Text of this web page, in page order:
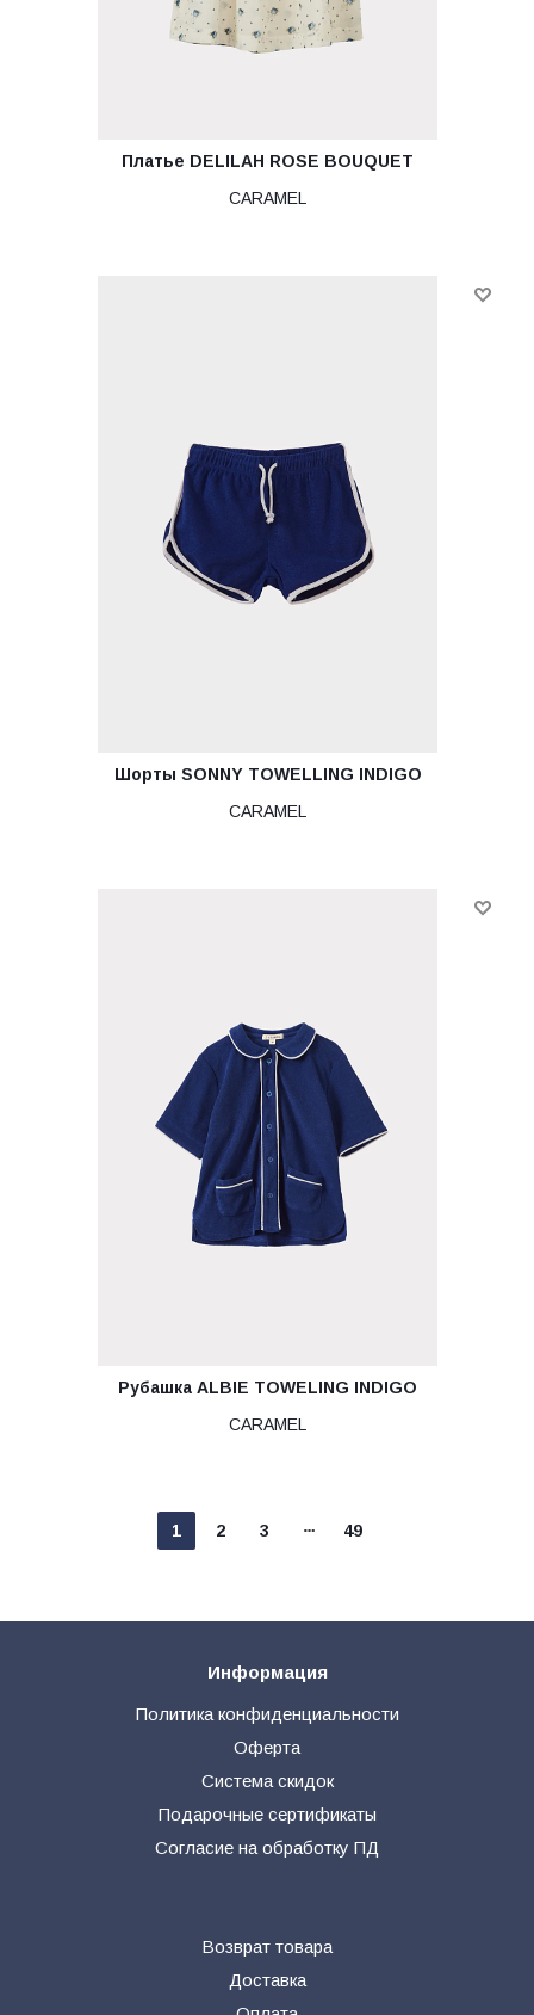
Платье DELILAH ROSE BOUQUET
CARAMEL
Шорты SONNY TOWELLING INDIGO
CARAMEL
Рубашка ALBIE TOWELING INDIGO
CARAMEL
1 2 3 49
Информация
Политика конфиденциальности
Оферта
Система скидок
Подарочные сертификаты
Согласие на обработку ПД
Возврат товара
Доставка